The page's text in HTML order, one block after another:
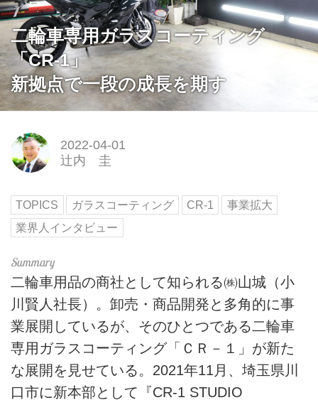
二輪車専用ガラスコーティング
「CR-1」
新拠点で一段の成長を期す
2022-04-01
辻内 圭
TOPICS ガラスコーティング CR-1
事業拡大
業界人インタビュー
二輪車用品の商社として知られる㈱山城（小
川賢人社長）。卸売・商品開発と多角的に事
業展開しているが、そのひとつである二輪車
専用ガラスコーティング「ＣＲ－１」が新た
な展開を見せている。2021年11月、埼玉県川
口市に新本部として『CR-1 STUDIO